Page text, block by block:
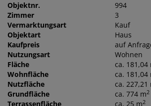
Objektnr.
994
Zimmer
3
Vermarktungsart
Kauf
Objektart
Haus
Kaufpreis
auf
Nutzungsart
Wohnen
Fläche
ca. 181,04
Wohnfläche ca. 181,04
Nutzfläche ca. 227,21
Grundfläche ca. 774 m2
Terrassenfläche ca. 25 m2